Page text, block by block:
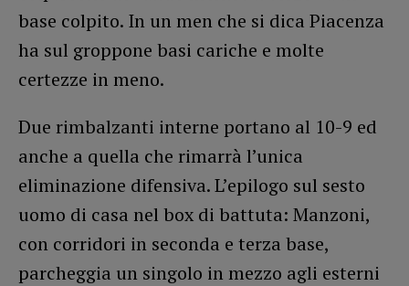
base colpito. In un men che si dica Piacenza
ha sul groppone basi cariche e molte
certezze in meno.
Due rimbalzanti interne portano al 10-9 ed
anche a quella che rimarrà l’unica
eliminazione difensiva. L’epilogo sul sesto
uomo di casa nel box di battuta: Manzoni,
con corridori in seconda e terza base,
parcheggia un singolo in mezzo agli esterni